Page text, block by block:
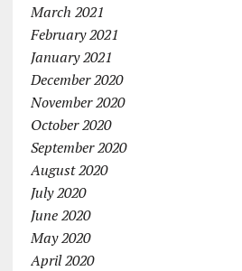
March 2021
February 2021
January 2021
December 2020
November 2020
October 2020
September 2020
August 2020
July 2020
June 2020
May 2020
April 2020